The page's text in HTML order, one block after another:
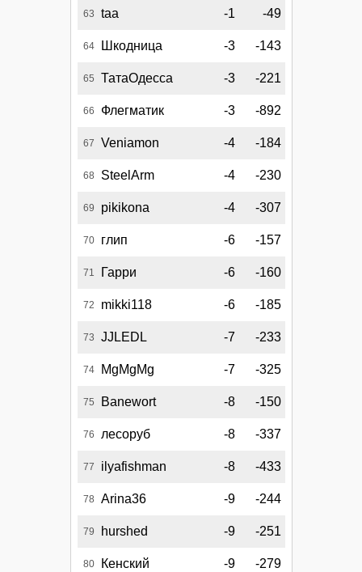
63 taa -1 -49
64 Шкодница -3 -143
65 ТатаОдесса -3 -221
66 Флегматик -3 -892
67 Veniamon -4 -184
68 SteelArm -4 -230
69 pikikona -4 -307
70 глип -6 -157
71 Гарри -6 -160
72 mikki118 -6 -185
73 JJLEDL -7 -233
74 MgMgMg -7 -325
75 Banewort -8 -150
76 лесоруб -8 -337
77 ilyafishman -8 -433
78 Arina36 -9 -244
79 hurshed -9 -251
80 Кенский -9 -279